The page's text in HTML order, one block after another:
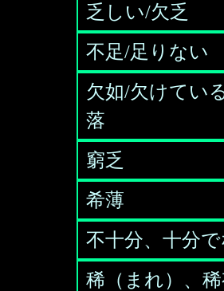
乏しい/欠乏
不足/足りない
欠如/欠けてい
落
窮乏
希薄
不十分、十分
稀（まれ）、